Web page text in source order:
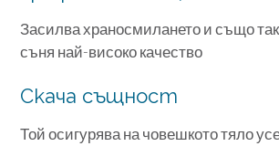
Засилва храносмилането и също
съня най-високо качество
Скача същност
Той осигурява на човешкото тяло